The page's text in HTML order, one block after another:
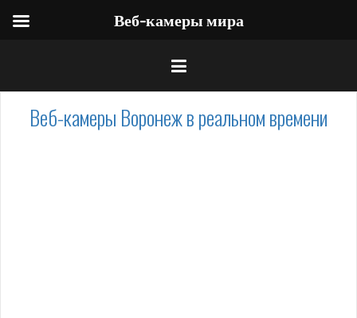
Веб-камеры Воронеж в реальном времени
Веб-камеры мира